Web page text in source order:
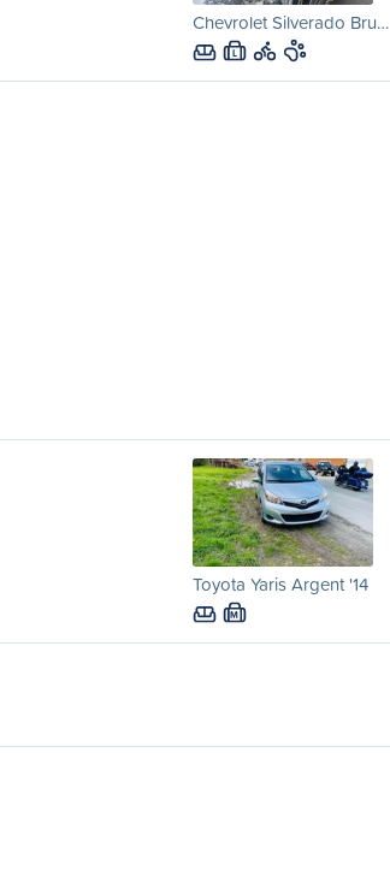
Chevrolet Silverado Bru…
L
Toyota Yaris Argent '14
M